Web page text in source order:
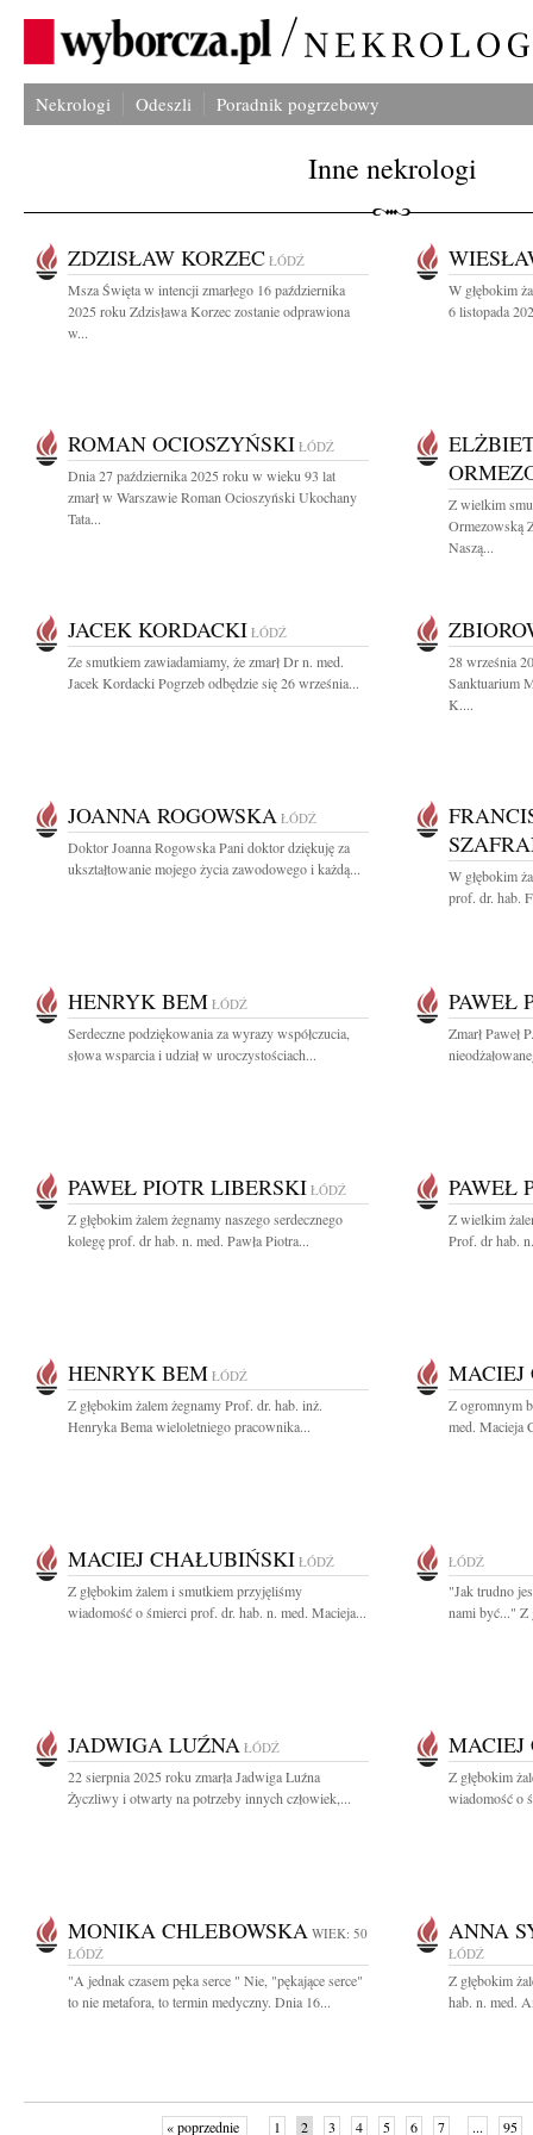
Nekrologi Odeszli Poradnik pogrzebowy
Inne nekrologi
ZDZISŁAW KORZEC ŁÓDŹ
Msza Święta w intencji zmarłego 16 października
2025 roku Zdzisława Korzec zostanie odprawiona
w...
W głębokim
6 listopada
ROMAN OCIOSZYŃSKI ŁÓDŹ
Dnia 27 października 2025 roku w wieku 93 lat
zmarł w Warszawie Roman Ocioszyński Ukochany
Tata...
Z wielkim
Ormezowską
Naszą...
JACEK KORDACKI ŁÓDŹ
Ze smutkiem zawiadamiamy, że zmarł Dr n. med.
Jacek Kordacki Pogrzeb odbędzie się 26 września...
28 września
Sanktuarium
K....
JOANNA ROGOWSKA ŁÓDŹ
Doktor Joanna Rogowska Pani doktor dziękuję za
ukształtowanie mojego życia zawodowego i każdą...
W głębokim
prof. dr. hab.
HENRYK BEM ŁÓDŹ
Serdeczne podziękowania za wyrazy współczucia,
słowa wsparcia i udział w uroczystościach...
PAWEŁ
Zmarł Paweł
PAWEŁ PIOTR LIBERSKI ŁÓDŹ
Z głębokim żalem żegnamy naszego serdecznego
kolegę prof. dr hab. n. med. Pawła Piotra...
PAWEŁ
Z wielkim
Prof. dr hab.
HENRYK BEM ŁÓDŹ
Z głębokim żalem żegnamy Prof. dr. hab. inż.
Henryka Bema wieloletniego pracownika...
Z ogromnym
med. Macieja
MACIEJ CHAŁUBIŃSKI ŁÓDŹ
Z głębokim żalem i smutkiem przyjęliśmy
wiadomość o śmierci prof. dr. hab. n. med. Macieja...
ŁÓDŹ
"Jak trudno
nami być..." Z
JADWIGA LUŹNA ŁÓDŹ
22 sierpnia 2025 roku zmarła Jadwiga Luźna
Życzliwy i otwarty na potrzeby innych człowiek,...
Z głębokim
wiadomość o
MONIKA CHLEBOWSKA WIEK: 50
ŁÓDŹ
"A jednak czasem pęka serce " Nie, "pękające serce"
to nie metafora, to termin medyczny. Dnia 16...
ANNA
ŁÓDŹ
Z głębokim
hab. n. med.
« poprzednie 1 2 3 4 5 6 7 ... 95